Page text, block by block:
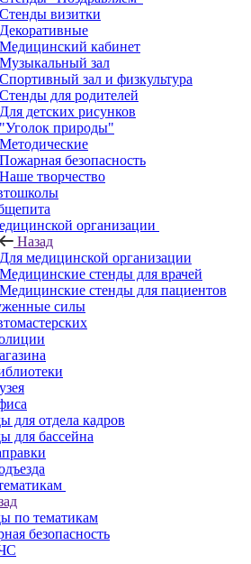
Стенды визитки
Декоративные
Медицинский кабинет
Музыкальный зал
Спортивный зал и физкультура
Стенды для родителей
Для детских рисунков
"Уголок природы"
Методические
Пожарная безопасность
Наше творчество
организации
Назад
Для медицинской организации
Медицинские стенды для врачей
Медицинские стенды для пациентов
силы
для отдела кадров
для бассейна
по тематикам
безопасность